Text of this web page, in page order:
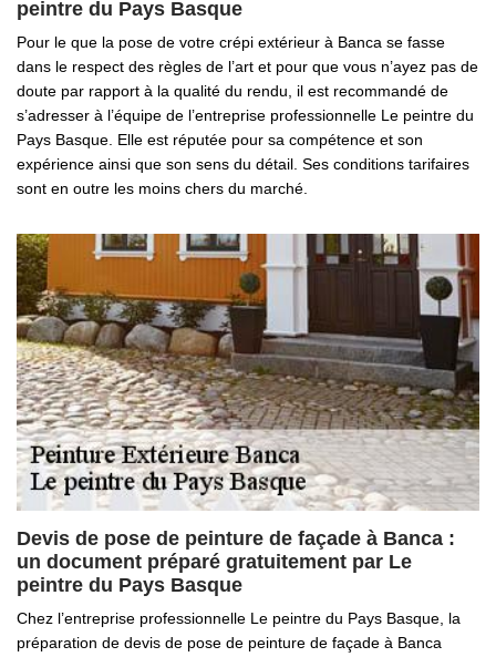
peintre du Pays Basque
Pour le que la pose de votre crépi extérieur à Banca se fasse
dans le respect des règles de l’art et pour que vous n’ayez pas de
doute par rapport à la qualité du rendu, il est recommandé de
s’adresser à l’équipe de l’entreprise professionnelle Le peintre du
Pays Basque. Elle est réputée pour sa compétence et son
expérience ainsi que son sens du détail. Ses conditions tarifaires
sont en outre les moins chers du marché.
Devis de pose de peinture de façade à Banca :
un document préparé gratuitement par Le
peintre du Pays Basque
Chez l’entreprise professionnelle Le peintre du Pays Basque, la
préparation de devis de pose de peinture de façade à Banca